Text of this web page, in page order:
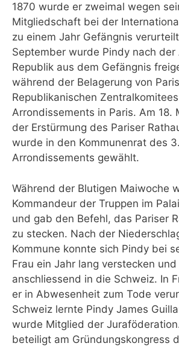
1870 wurde er zweimal wegen
Mitgliedschaft bei der
zu einem Jahr Gefängnis
September wurde Pindy nach
Republik aus dem Gefängnis
während der Belagerung von
Republikanischen
Arrondissements in Paris. Am 18.
der Erstürmung des Pariser
wurde in den Kommunenrat des 3.
Arrondissements gewählt.
Während der Blutigen Maiwoche
Kommandeur der Truppen im
und gab den Befehl, das Pariser
zu stecken. Nach der
Kommune konnte sich Pindy bei
Frau ein Jahr lang verstecken
anschliessend in die Schweiz. In
er in Abwesenheit zum Tode
Schweiz lernte Pindy James
wurde Mitglied der
beteiligt am Gründungskongress